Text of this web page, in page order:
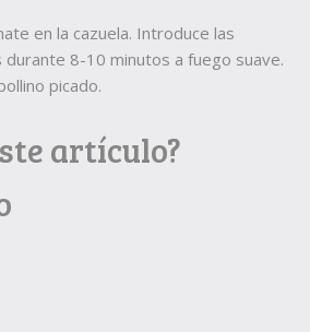
en la cazuela. Introduce las
durante 8-10 minutos a fuego suave.
picado.
artículo?